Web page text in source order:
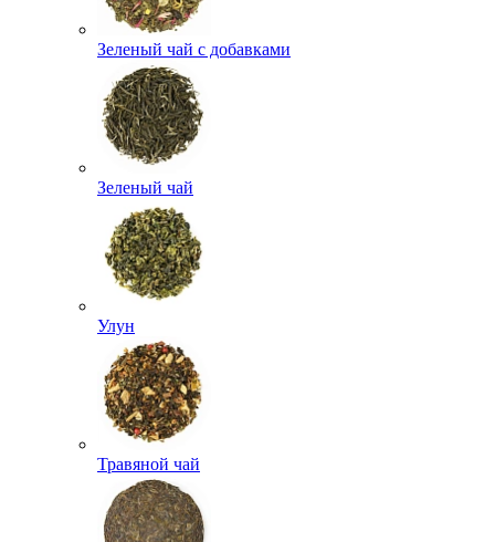
Зеленый чай с добавками
Зеленый чай
Улун
Травяной чай